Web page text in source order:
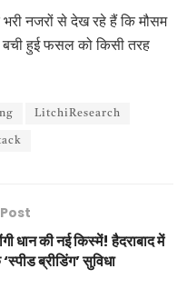
नजरों से देख रहे हैं कि मौसम
हुई फसल को किसी तरह
LitchiResearch
की नई किस्में! हैदराबाद में
ब्रीडिंग’ सुविधा